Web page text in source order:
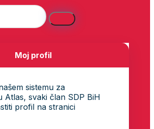
Moj profil
sistemu za
Atlas, svaki član SDP BiH
profil na stranici